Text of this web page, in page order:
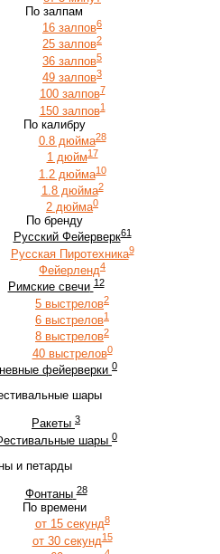
По залпам
16 залпов6
25 залпов2
36 залпов5
49 залпов3
100 залпов7
150 залпов1
По калибру
0.8 дюйма28
1 дюйм17
1.2 дюйма10
1.8 дюйма2
2 дюйма0
По бренду
Русский Фейерверк61
Русская Пиротехника9
Фейерленд4
Римские свечи 12
5 выстрелов2
6 выстрелов1
8 выстрелов2
40 выстрелов0
фейерверки 0
шары
Ракеты 3
шары 0
и петарды
Фонтаны 28
По времени
от 15 секунд8
от 30 секунд15